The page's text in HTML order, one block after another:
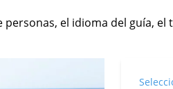
el idioma del guía, el